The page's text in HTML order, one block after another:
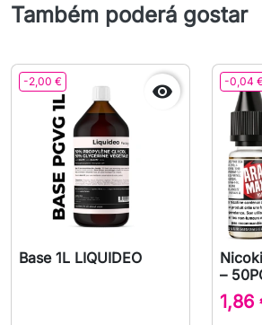
Também poderá gostar
-2,00 € 
Base 1L LIQUIDEO
-0,04
–
1,86